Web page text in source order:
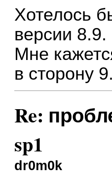
Хотелось
версии
Мне
в сторону
Re:
sp1
dr0m0k